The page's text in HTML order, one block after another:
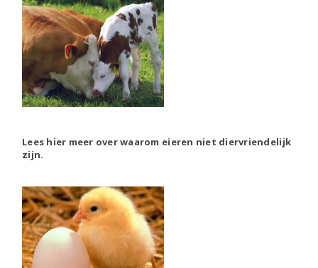
Lees hier meer over waarom eieren niet diervriendelijk
zijn.